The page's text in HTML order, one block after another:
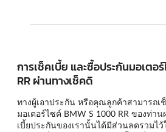
การเช็คเบี้ย และซื้อประกันมอเตอ
RR ผ่านทางเช็คดิ
ทางผู้เอาประกัน หรือคุณลูกค้าสามารถเ
มอเตอร์ไซค์ BMW S 1000 RR ของท่า
เบี้ยประกันของเรานั้นได้มีส่วนลดรวมไว้